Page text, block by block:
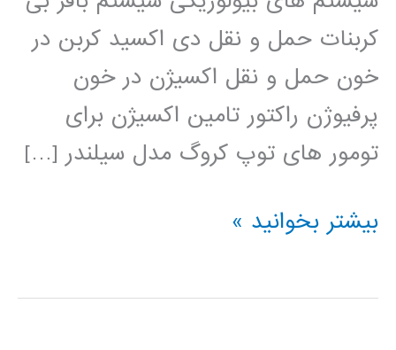
کربنات حمل و نقل دی اکسید کربن در
خون حمل و نقل اکسیژن در خون
پرفیوژن راکتور تامین اکسیژن برای
تومور های توپ کروگ مدل سیلندر […]
سیستم
بیولوژی
بیشتر بخوانید »